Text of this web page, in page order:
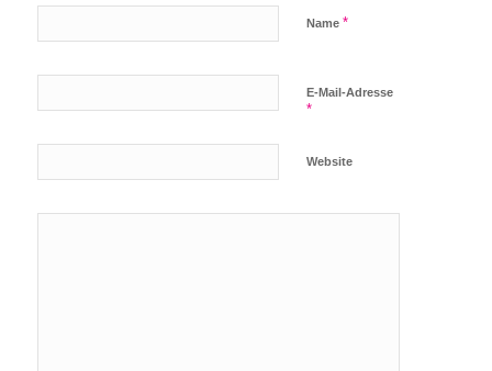
Name *
E-Mail-Adresse
*
Website